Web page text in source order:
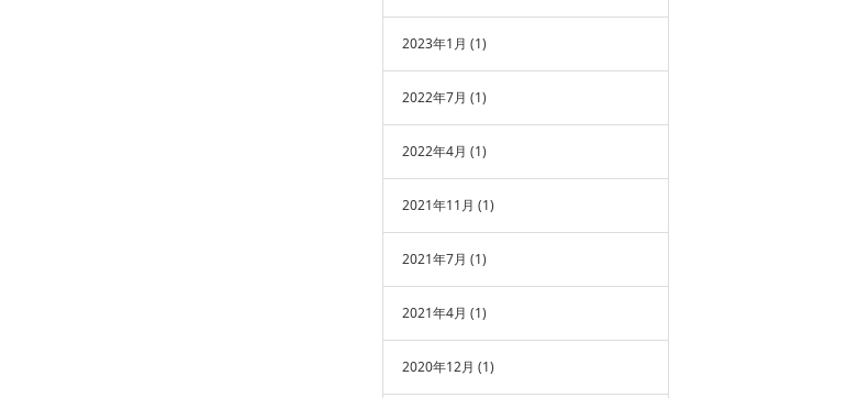
2023年1月 (1)
2022年7月 (1)
2022年4月 (1)
2021年11月 (1)
2021年7月 (1)
2021年4月 (1)
2020年12月 (1)